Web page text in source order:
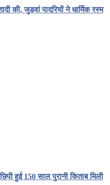
की, जुड़वां पादरियों ने धार्मिक रस्म
हुई 150 साल पुरानी किताब मिली